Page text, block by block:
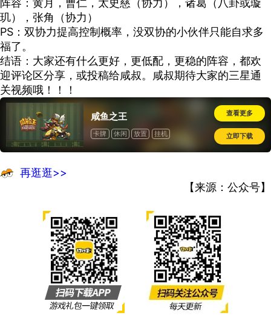
玑），张角（协力）
PS ：双协力提高控制概率，没双协的小伙伴只能自求多
福了。
结语：大家还有什么更好，更低配，更稳的阵容，都欢
迎评论区分享，或投稿给咸叔。咸叔期待大家的三星通
关视频哦！！！
咸鱼之王
卡牌 休闲 放置 挂机
查看更多
立即下载
再逛逛>>
【来源：公众号】